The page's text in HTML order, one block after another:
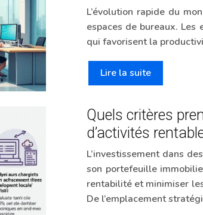
L’évolution rapide du
espaces de bureaux.
qui favorisent la
Lire la suite
Quels critères
d’activités
L’investissement dans
son portefeuille
rentabilité et minimiser
De l’emplacement